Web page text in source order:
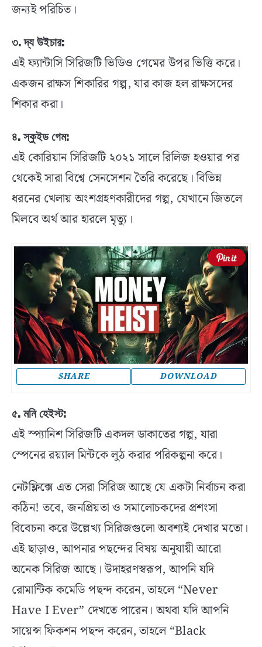
জন্যই পরিচিত।
৩. দ্য উইচার:
এই ফ্যান্টাসি সিরিজটি ভিডিও গেমের উপর ভিত্তি করে।
একজন রাক্ষস শিকারির গল্প, যার কাজ হল রাক্ষসদের
শিকার করা।
৪. স্কুইড গেম:
এই কোরিয়ান সিরিজটি ২০২১ সালে রিলিজ হওয়ার পর
থেকেই সারা বিশ্বে সেনসেশন তৈরি করেছে। বিভিন্ন
ধরনের খেলায় অংশগ্রহণকারীদের গল্প, যেখানে জিতলে
মিলবে অর্থ আর হারলে মৃত্যু।
SHARE DOWNLOAD
৫. মনি হেইস্ট:
এই স্প্যানিশ সিরিজটি একদল ডাকাতের গল্প, যারা
স্পেনের রয়্যাল মিন্টকে লুঠ করার পরিকল্পনা করে।
নেটফ্লিক্সে এত সেরা সিরিজ আছে যে একটা নির্বাচন করা
কঠিন! তবে, জনপ্রিয়তা ও সমালোচকদের প্রশংসা
বিবেচনা করে উল্লেখ্য সিরিজগুলো অবশ্যই দেখার মতো।
এই ছাড়াও, আপনার পছন্দের বিষয় অনুযায়ী আরো
অনেক সিরিজ আছে। উদাহরণস্বরূপ, আপনি যদি
রোমান্টিক কমেডি পছন্দ করেন, তাহলে “Never
Have I Ever” দেখতে পারেন। অথবা যদি আপনি
সায়েন্স ফিকশন পছন্দ করেন, তাহলে “Black